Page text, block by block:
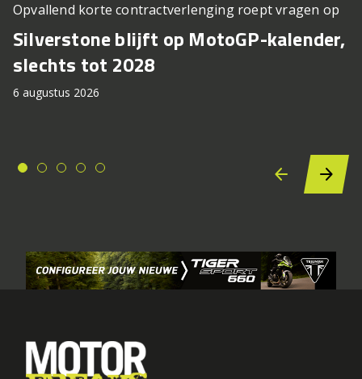
Opvallend korte contractverlenging roept vragen op
Silverstone blijft op MotoGP-kalender,
slechts tot 2028
6 augustus 2026